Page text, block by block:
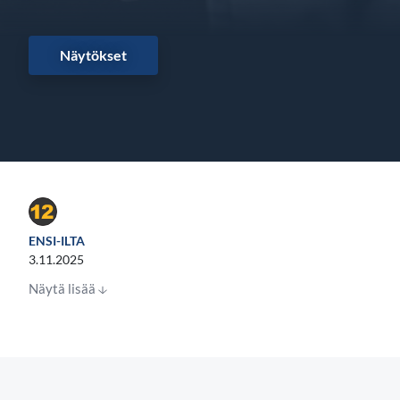
Näytökset
ENSI-ILTA
3.11.2025
Näytä lisää